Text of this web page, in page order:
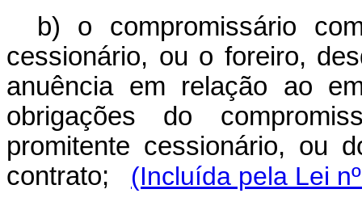
b) o compromissário
cessionário, ou o foreiro,
anuência em relação ao
obrigações do
promitente cessionário, ou
contrato; (Incluída pela Lei